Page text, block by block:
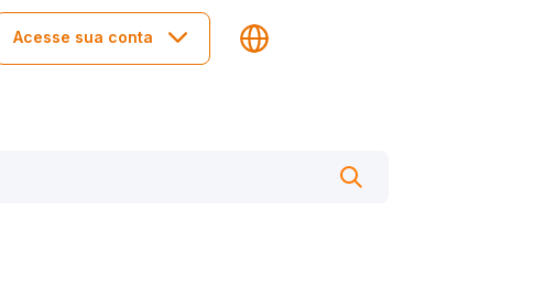
Acesse sua conta